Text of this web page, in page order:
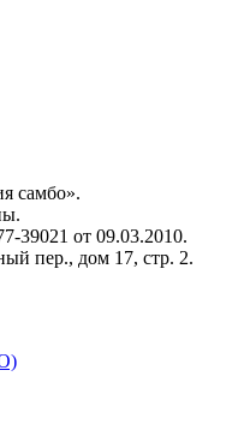
самбо».
39021 от 09.03.2010.
пер., дом 17, стр. 2.